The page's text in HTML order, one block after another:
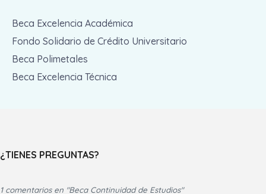
Beca Excelencia Académica
Fondo Solidario de Crédito Universitario
Beca Polimetales
Beca Excelencia Técnica
¿TIENES PREGUNTAS?
1 comentarios en "Beca Continuidad de Estudios"